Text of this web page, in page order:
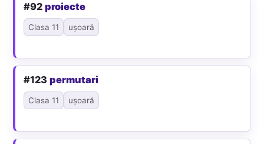
#92proiecte
Clasa 11 ușoară
#123permutari
Clasa 11 ușoară